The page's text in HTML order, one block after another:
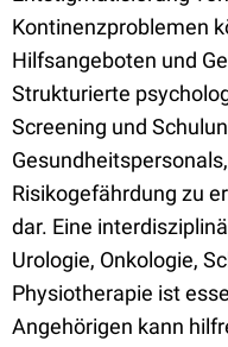
Kontinenzproblemen
Hilfsangeboten und
Strukturierte
Screening und
Risikogefährdung zu
dar. Eine
Urologie, Onkologie,
Physiotherapie ist
Angehörigen kann